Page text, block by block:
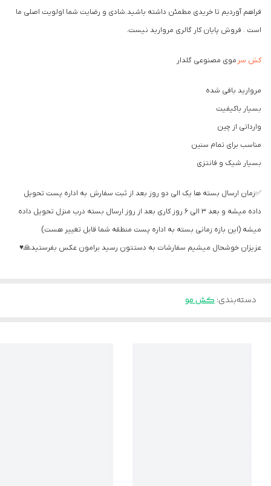
فراهم آوردیم تا خریدی مطمئن داشته باشید.شادی و رضایت شما اولویت اصلی ما
است . فروش پایان کار گالری مروارید نیست.
کش سر موی مصنوعی گلدار
مروارید بافی شده
بسیار باکیفیت
وارداتی از چین
مناسب برای تمام سنین
بسیار شیک و فانتزی
✅️زمان ارسال بسته ها یک الی دو روز بعد از ثبت سفارش به اداره پست تحویل
داده میشه و بعد ۳ الی ۶ روز کاری بعد از روز ارسال بسته درب منزل تحویل داده
میشه (این بازه زمانی بسته به اداره پست منطقه شما قابل تغییر هست)
عزیزان خوشحال میشیم سفارشات به دستتون رسید برامون عکس بفرستید🙏♥️
دسته‌بندی:کش مو